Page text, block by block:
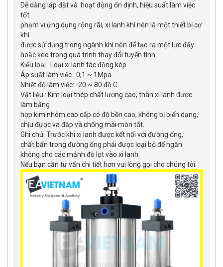
Dễ dàng lắp đặt và hoạt động ổn định, hiệu suất làm việc
tốt
phạm vi ứng dụng rộng rãi, xi lanh khí nén là một thiết bị cơ
khí
được sử dụng trong ngành khí nén để tạo ra một lực đẩy
hoặc kéo trong quá trình thay đổi tuyến tính.
Kiểu loại : Loại xi lanh tác động kép
Áp suất làm việc : 0,1 ~ 1Mpa
Nhiệt độ làm việc: -20 ~ 80 độ C
Vật liệu : Kim loại thép chất lượng cao, thân xi lanh được
làm bằng
hợp kim nhôm cao cấp có độ bền cao, không bị biến dạng,
chịu được va đập và chống mài mòn tốt.
Ghi chú: Trước khi xi lanh được kết nối với đường ống,
chất bẩn trong đường ống phải được loại bỏ để ngăn
không cho các mảnh đó lọt vào xi lanh
Nếu bạn cần tư vấn chi tiết hơn vui lòng gọi cho chúng tôi.